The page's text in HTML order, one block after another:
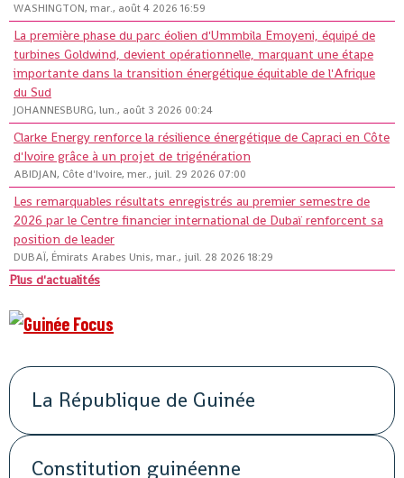
WASHINGTON, mar., août 4 2026 16:59
La première phase du parc éolien d'Ummbila Emoyeni, équipé de
turbines Goldwind, devient opérationnelle, marquant une étape
importante dans la transition énergétique équitable de l'Afrique
du Sud
JOHANNESBURG, lun., août 3 2026 00:24
Clarke Energy renforce la résilience énergétique de Capraci en Côte
d'Ivoire grâce à un projet de trigénération
ABIDJAN, Côte d'Ivoire, mer., juil. 29 2026 07:00
Les remarquables résultats enregistrés au premier semestre de
2026 par le Centre financier international de Dubaï renforcent sa
position de leader
DUBAÏ, Émirats Arabes Unis, mar., juil. 28 2026 18:29
Plus d'actualités
La République de Guinée
Constitution guinéenne